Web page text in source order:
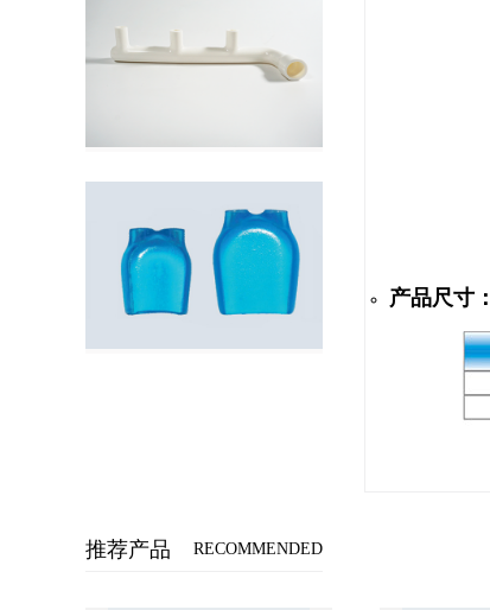
产品尺寸：
推荐产品 RECOMMENDED